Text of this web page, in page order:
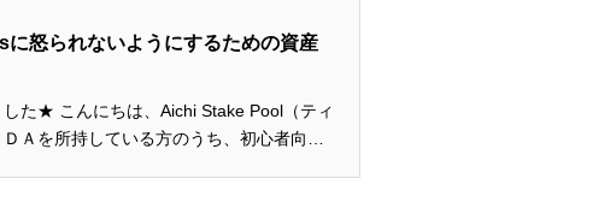
怒られないようにするための資産
（ティ
Ａを所持している方のうち、初心者向け